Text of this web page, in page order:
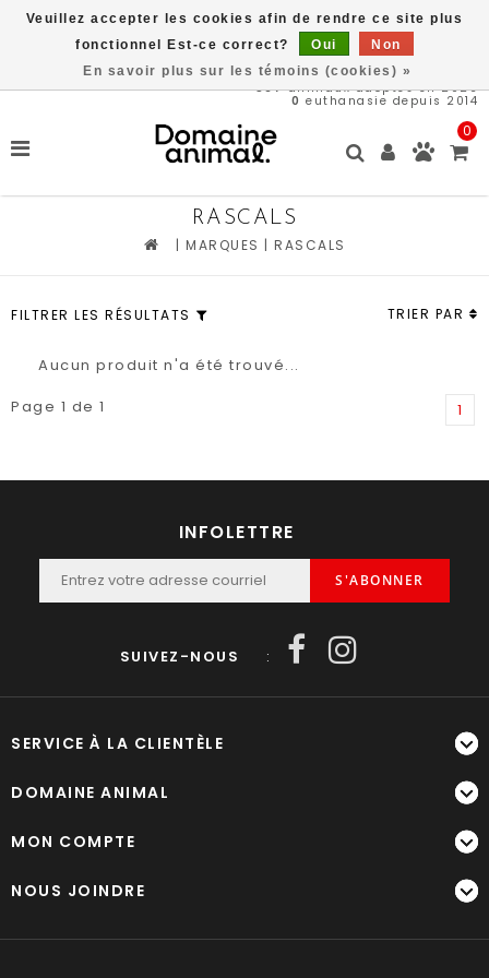
567animaux adoptés en 2026
0 euthanasie depuis 2014
0
RASCALS
| MARQUES | RASCALS
FILTRER LES RÉSULTATS TRIER PAR
Aucun produit n'a été trouvé...
Page 1 de 1
1
INFOLETTRE
S'ABONNER
SUIVEZ-NOUS :
SERVICE À LA CLIENTÈLE
DOMAINE ANIMAL
MON COMPTE
NOUS JOINDRE
Veuillez accepter les cookies afin de rendre ce site plus
fonctionnel Est-ce correct?
Oui
Non
En savoir plus sur les témoins (cookies) »
Livraison gratuite à partir de 89$*